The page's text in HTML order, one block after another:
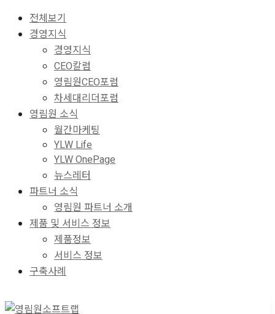
전체보기
경영지식
경영지식
CEO칼럼
영림원CEO포럼
차세대리더포럼
영림원 소식
월간마케팅
YLW Life
YLW OnePage
뉴스레터
파트너 소식
영림원 파트너 소개
제품 및 서비스 정보
제품정보
서비스 정보
구축사례